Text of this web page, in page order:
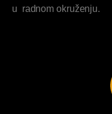
u radnom okruženju.